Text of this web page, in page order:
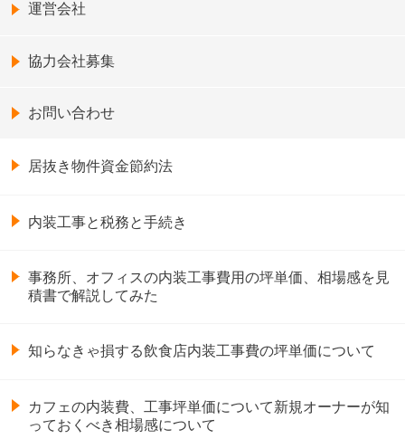
運営会社
協力会社募集
お問い合わせ
居抜き物件資金節約法
内装工事と税務と手続き
事務所、オフィスの内装工事費用の坪単価、相場感を見
積書で解説してみた
知らなきゃ損する飲食店内装工事費の坪単価について
カフェの内装費、工事坪単価について新規オーナーが知
っておくべき相場感について